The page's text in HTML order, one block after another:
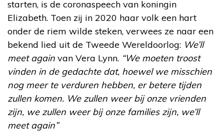
starten, is de coronaspeech van koningin
Elizabeth. Toen zij in 2020 haar volk een hart
onder de riem wilde steken, verwees ze naar een
bekend lied uit de Tweede Wereldoorlog: We’ll
meet again van Vera Lynn. “We moeten troost
vinden in de gedachte dat, hoewel we misschien
nog meer te verduren hebben, er betere tijden
zullen komen. We zullen weer bij onze vrienden
zijn, we zullen weer bij onze families zijn, we’ll
meet again”